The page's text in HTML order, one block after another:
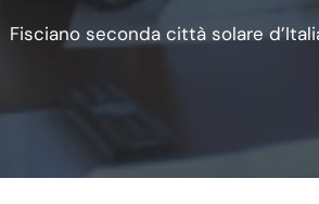
Fisciano seconda città solare